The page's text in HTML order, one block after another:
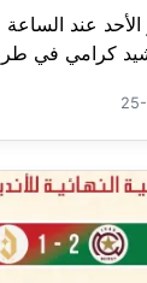
الأحد عند
كرامي في